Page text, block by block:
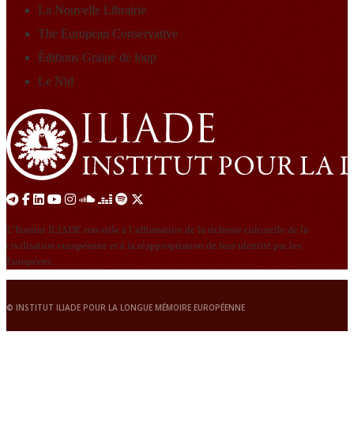
La Nouvelle Librairie
The European Conservative
Éditions Graine de loup
Le Nid
L’Institut ILIADE travaille à l’affirmation de la richesse culturelle de la
civilisation européenne et à la réappropriation de leur identité par les
Européens.
© INSTITUT ILIADE POUR LA LONGUE MÉMOIRE EUROPÉENNE